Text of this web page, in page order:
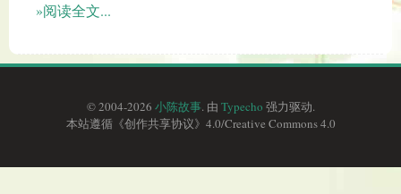
»阅读全文...
© 2004-2026 小陈故事. 由 Typecho 强力驱动.
本站遵循《创作共享协议》4.0/Creative Commons 4.0